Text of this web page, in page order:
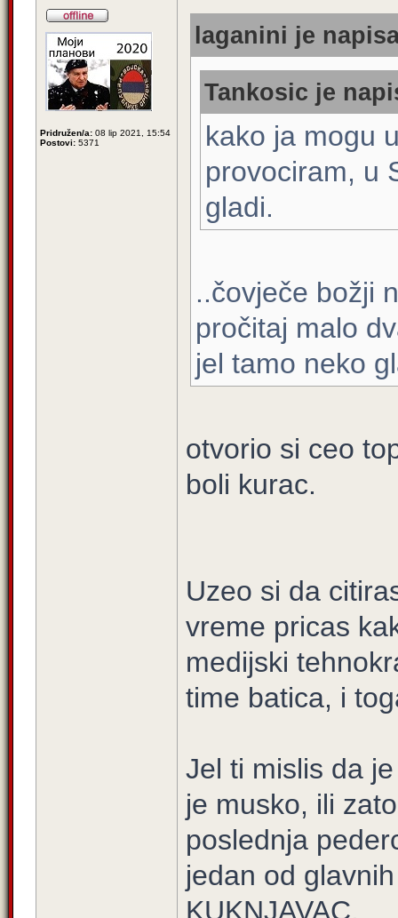
Pridružen/a: 08 lip 2021, 15:54
Postovi: 5371
laganini je
Tankosic je
kako ja mogu
provociram, u
gladi.
..čovječe božji
pročitaj malo
jel tamo neko
otvorio si ceo
boli kurac.
Uzeo si da
vreme pricas
medijski
time batica, i
Jel ti mislis da
je musko, ili
poslednja
jedan od
KUKNJAVAC.